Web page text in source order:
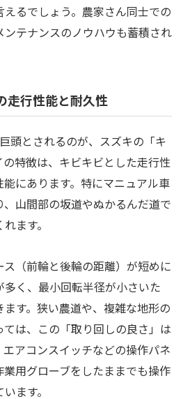
るでしょう。農家さん同士での
テナンスのノウハウも蓄積され
走行性能と耐久性
頭とされるのが、スズキの「キ
特徴は、キビキビとした走行性
にあります。特にマニュアル車
山間部の坂道やぬかるんだ道で
ます。
（前輪と後輪の距離）が短めに
く、最小回転半径が小さいた
す。狭い農道や、複雑な地形の
は、この「取り回しの良さ」は
アコンスイッチなどの操作パネ
用グローブをしたままでも操作
ます。